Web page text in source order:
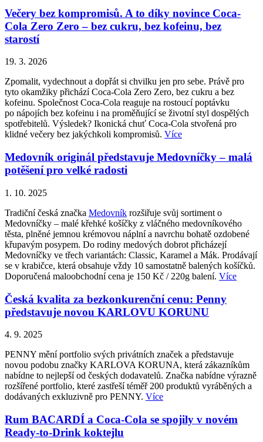
Večery bez kompromisů. A to díky novince Coca-
Cola Zero Zero – bez cukru, bez kofeinu, bez
starostí
19. 3. 2026
Zpomalit, vydechnout a dopřát si chvilku jen pro sebe. Právě pro
tyto okamžiky přichází Coca-Cola Zero Zero, bez cukru a bez
kofeinu. Společnost Coca-Cola reaguje na rostoucí poptávku
po nápojích bez kofeinu i na proměňující se životní styl dospělých
spotřebitelů. Výsledek? Ikonická chuť Coca-Cola stvořená pro
klidné večery bez jakýchkoli kompromisů. Více
Medovník originál představuje Medovníčky – malá
potěšení pro velké radosti
1. 10. 2025
Tradiční česká značka Medovník rozšiřuje svůj sortiment o
Medovníčky – malé křehké košíčky z vláčného medovníkového
těsta, plněné jemnou krémovou náplní a navrchu bohatě ozdobené
křupavým posypem. Do rodiny medových dobrot přicházejí
Medovníčky ve třech variantách: Classic, Karamel a Mák. Prodávají
se v krabičce, která obsahuje vždy 10 samostatně balených košíčků.
Doporučená maloobchodní cena je 150 Kč / 220g balení. Více
Česká kvalita za bezkonkurenční cenu: Penny
představuje novou KARLOVU KORUNU
4. 9. 2025
PENNY mění portfolio svých privátních značek a představuje
novou podobu značky KARLOVA KORUNA, která zákazníkům
nabídne to nejlepší od českých dodavatelů. Značka nabídne výrazně
rozšířené portfolio, které zastřeší téměř 200 produktů vyráběných a
dodávaných exkluzivně pro PENNY. Více
Rum BACARDÍ a Coca-Cola se spojily v novém
Ready-to-Drink koktejlu